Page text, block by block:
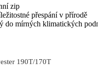
zip
přespání v přírodě
do mírných klimatických
190T/170T